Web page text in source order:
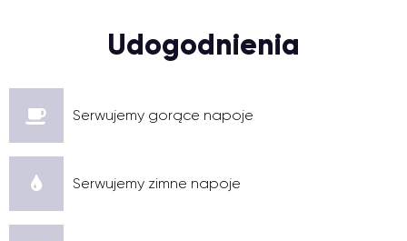
Udogodnienia
Serwujemy gorące napoje
Serwujemy zimne napoje